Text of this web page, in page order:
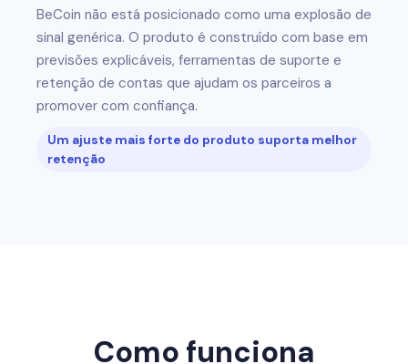
BeCoin não está posicionado como uma explosão de
sinal genérica. O produto é construído com base em
previsões explicáveis, ferramentas de suporte e
retenção de contas que ajudam os parceiros a
promover com confiança.
Um ajuste mais forte do produto suporta melhor
retenção
Como funciona